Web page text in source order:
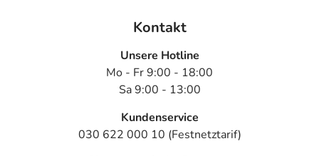
Kontakt
Unsere Hotline
Mo - Fr 9:00 - 18:00
Sa 9:00 - 13:00
Kundenservice
030 622 000 10 (Festnetztarif)